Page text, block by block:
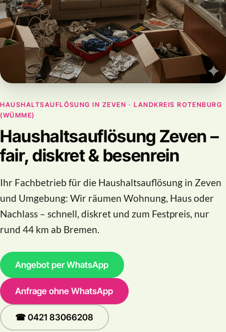
HAUSHALTSAUFLÖSUNG IN ZEVEN · LANDKREIS ROTENBURG
(WÜMME)
Haushaltsauflösung Zeven –
fair, diskret & besenrein
Ihr Fachbetrieb für die Haushaltsauflösung in Zeven
und Umgebung: Wir räumen Wohnung, Haus oder
Nachlass – schnell, diskret und zum Festpreis, nur
rund 44 km ab Bremen.
Angebot per WhatsApp
Anfrage ohne WhatsApp
☎ 0421 83066208